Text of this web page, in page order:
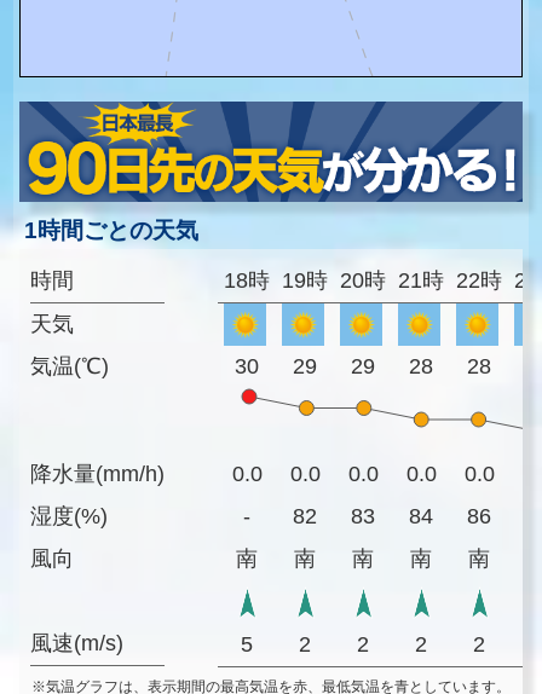
1時間ごとの天気
時間
天気
気温(℃)
降水量(mm/h)
湿度(%)
風向
風速(m/s)
18時 19時 20時 21時 22時
30 29 29 28 28
0.0 0.0 0.0 0.0 0.0
-
82 83 84 86
南
南 南 南 南
5 2 2 2 2
※気温グラフは、表示期間の最高気温を赤、最低気温を青としています。